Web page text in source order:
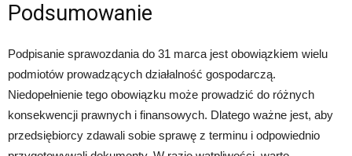
Podsumowanie
Podpisanie sprawozdania do 31 marca jest obowiązkiem wielu
podmiotów prowadzących działalność gospodarczą.
Niedopełnienie tego obowiązku może prowadzić do różnych
konsekwencji prawnych i finansowych. Dlatego ważne jest, aby
przedsiębiorcy zdawali sobie sprawę z terminu i odpowiednio